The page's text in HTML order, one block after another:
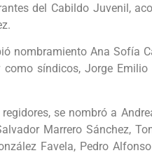
del Cabildo Juvenil,
nombramiento Ana Sofía
síndicos, Jorge
se nombró a
Marrero Sánchez,
Favela, Pedro